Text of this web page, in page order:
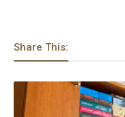
Share This: